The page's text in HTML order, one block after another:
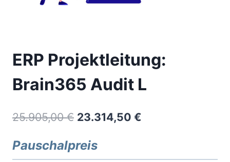
ERP Projektleitung:
Brain365 Audit L
25.905,00€ Ursprünglicher
war:
23.314,50 €
Pauschalpreis